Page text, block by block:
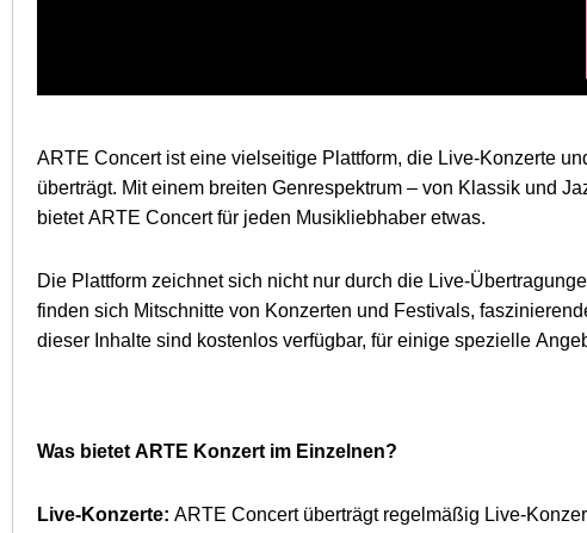
ARTE Concert ist eine vielseitige Plattform, die Live-Konzerte
überträgt. Mit einem breiten Genrespektrum – von Klassik und
bietet ARTE Concert für jeden Musikliebhaber etwas.
Die Plattform zeichnet sich nicht nur durch die Live-
finden sich Mitschnitte von Konzerten und Festivals,
dieser Inhalte sind kostenlos verfügbar, für einige spezielle
Was bietet ARTE Konzert im Einzelnen?
Live-Konzerte: ARTE Concert überträgt regelmäßig Live-